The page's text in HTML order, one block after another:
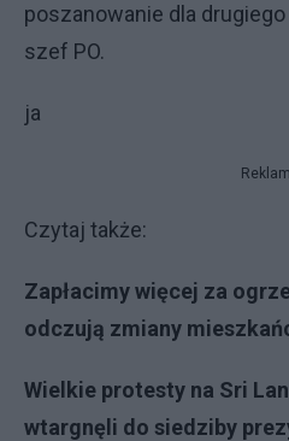
poszanowanie dla
szef PO.
ja
Czytaj także:
Zapłacimy więcej za
odczują zmiany
Wielkie protesty na Sri
wtargnęli do siedziby